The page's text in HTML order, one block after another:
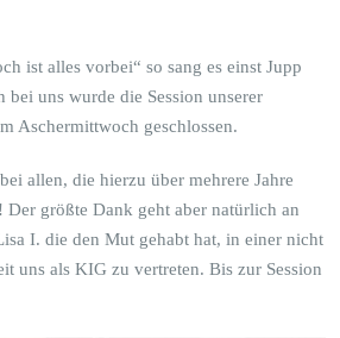
ist alles vorbei“ so sang es einst Jupp
bei uns wurde die Session unserer
Aschermittwoch geschlossen.
allen, die hierzu über mehrere Jahre
Der größte Dank geht aber natürlich an
I. die den Mut gehabt hat, in einer nicht
uns als KIG zu vertreten. Bis zur Session